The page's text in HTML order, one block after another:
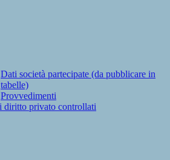
Dati società partecipate (da pubblicare in
tabelle)
Provvedimenti
diritto privato controllati